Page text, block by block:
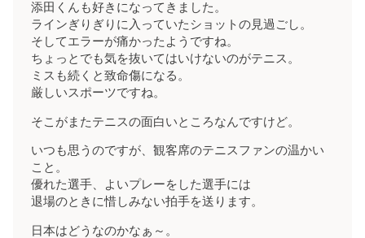
添田くんも好きになってきました。
ラインぎりぎりに入っていたショットの見過ごし。
そしてエラーが痛かったようですね。
ちょっとでも気を抜いてはいけないのがテニス。
ミスも続くと致命傷になる。
厳しいスポーツですね。
そこがまたテニスの面白いところなんですけど。
いつも思うのですが、観客席のテニスファンの温かい
こと。
優れた選手、よいプレーをした選手には
退場のときに惜しみない拍手を送ります。
日本はどうなのかなぁ～。